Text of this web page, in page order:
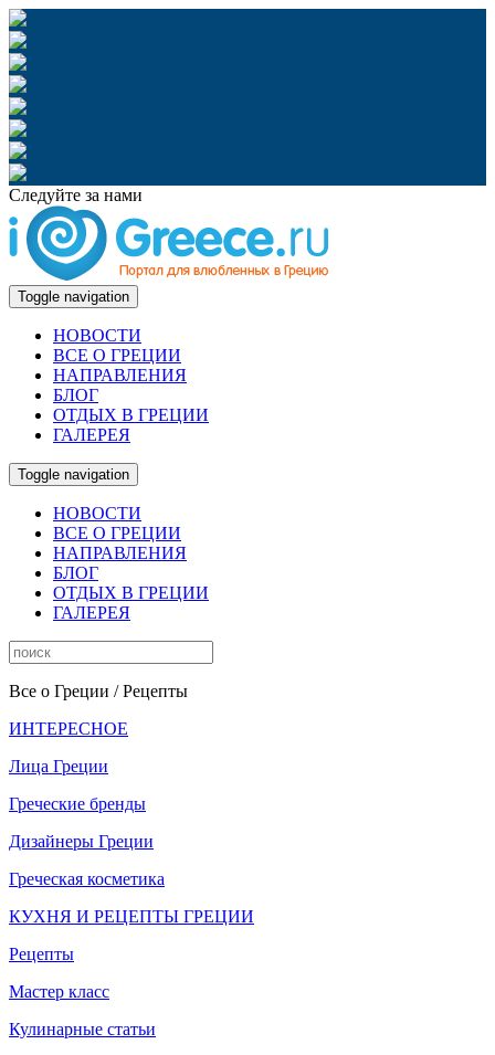
Следуйте за нами
Toggle navigation
НОВОСТИ
ВСЕ О ГРЕЦИИ
НАПРАВЛЕНИЯ
БЛОГ
ОТДЫХ В ГРЕЦИИ
ГАЛЕРЕЯ
Toggle navigation
НОВОСТИ
ВСЕ О ГРЕЦИИ
НАПРАВЛЕНИЯ
БЛОГ
ОТДЫХ В ГРЕЦИИ
ГАЛЕРЕЯ
Все о Греции / Рецепты
ИНТЕРЕСНОЕ
Лица Греции
Греческие бренды
Дизайнеры Греции
Греческая косметика
КУХНЯ И РЕЦЕПТЫ ГРЕЦИИ
Рецепты
Мастер класс
Кулинарные статьи